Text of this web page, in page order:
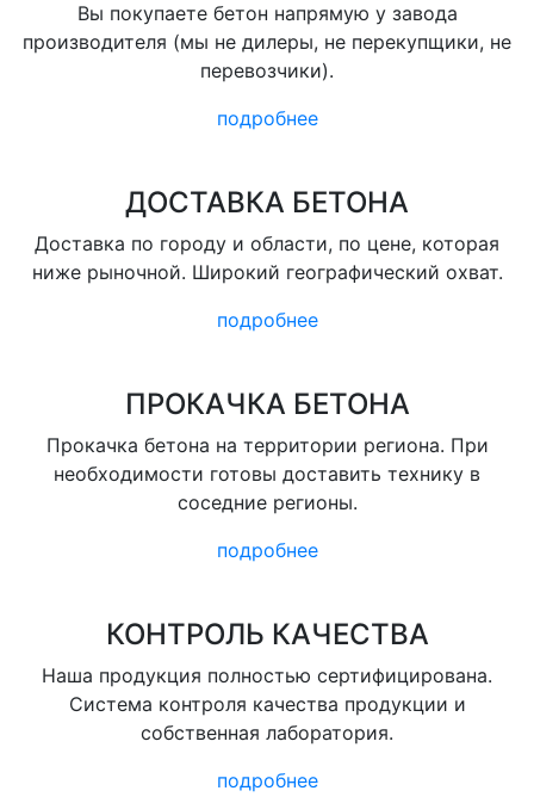
Вы покупаете бетон напрямую у завода
производителя (мы не дилеры, не перекупщики, не
перевозчики).
подробнее
ДОСТАВКА БЕТОНА
Доставка по городу и области, по цене, которая
ниже рыночной. Широкий географический охват.
подробнее
ПРОКАЧКА БЕТОНА
Прокачка бетона на территории региона. При
необходимости готовы доставить технику в
соседние регионы.
подробнее
КОНТРОЛЬ КАЧЕСТВА
Наша продукция полностью сертифицирована.
Система контроля качества продукции и
собственная лаборатория.
подробнее